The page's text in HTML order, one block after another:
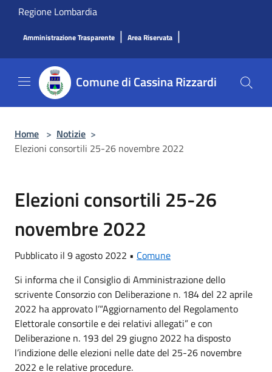
Salta al contenuto principale
Regione Lombardia
Amministrazione Trasparente | Area Riservata |
Comune di Cassina Rizzardi
Home > Notizie >
Elezioni consortili 25-26 novembre 2022
Elezioni consortili 25-26
novembre 2022
Pubblicato il 9 agosto 2022 • Comune
Si informa che il Consiglio di Amministrazione dello
scrivente Consorzio con Deliberazione n. 184 del 22 aprile
2022 ha approvato l’“Aggiornamento del Regolamento
Elettorale consortile e dei relativi allegati” e con
Deliberazione n. 193 del 29 giugno 2022 ha disposto
l’indizione delle elezioni nelle date del 25-26 novembre
2022 e le relative procedure.